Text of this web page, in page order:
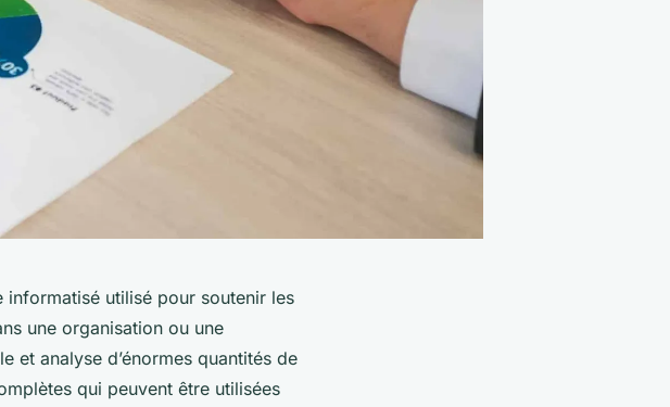
utilisé pour soutenir les
une organisation ou une
et analyse d’énormes quantités de
qui peuvent être utilisées